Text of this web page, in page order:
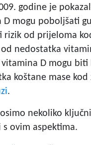
godine je
mogu poboljšati
rizik od prijeloma
nedostatka
vitamina D mogu biti
koštane mase kod
.
nekoliko
s ovim aspektima.